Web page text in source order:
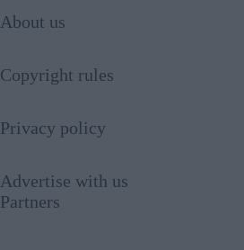
About us
Copyright rules
Privacy policy
Advertise with us
Partners